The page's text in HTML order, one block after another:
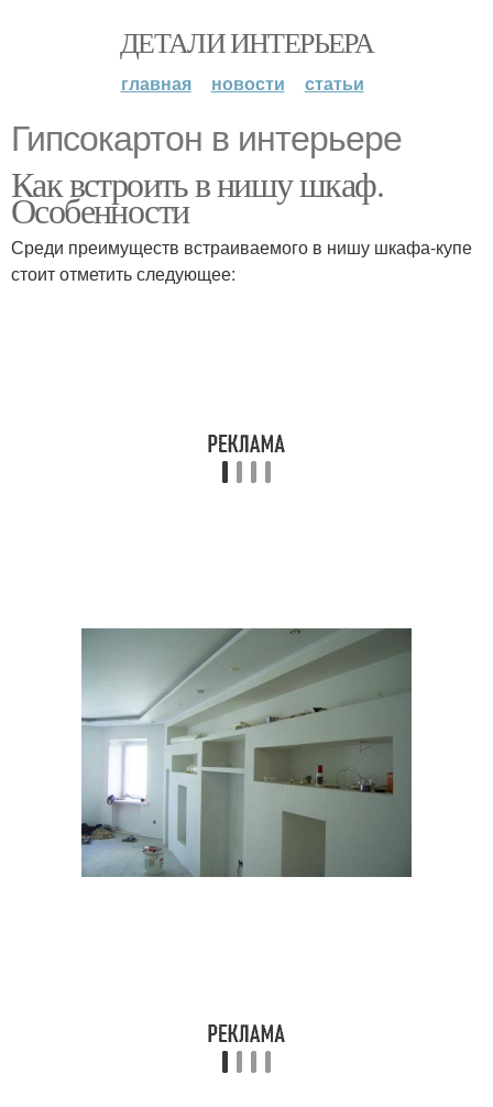
ДЕТАЛИ ИНТЕРЬЕРА
главная новости статьи
Гипсокартон в интерьере
Как встроить в нишу шкаф.
Особенности
Среди преимуществ встраиваемого в нишу шкафа-купе
стоит отметить следующее: